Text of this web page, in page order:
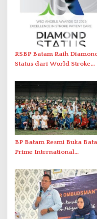
RSBP Batam Raih
Status dari World Stroke
Penanganan Stroke
Berstandar Internasional
BP Batam Resmi Buka
Prime International
2026 di Stadion
Abdul Jamal